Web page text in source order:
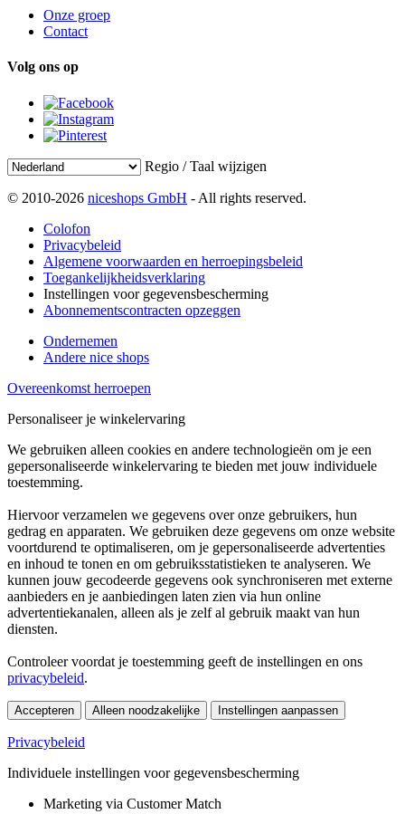
Onze groep
Contact
Volg ons op
Regio / Taal wijzigen
© 2010-2026 niceshops GmbH - All rights reserved.
Colofon
Privacybeleid
Algemene voorwaarden en herroepingsbeleid
Toegankelijkheidsverklaring
Instellingen voor gegevensbescherming
Abonnementscontracten opzeggen
Ondernemen
Andere nice shops
Overeenkomst herroepen
Personaliseer je winkelervaring
We gebruiken alleen cookies en andere technologieën om je een
gepersonaliseerde winkelervaring te bieden met jouw individuele
toestemming.
Hiervoor verzamelen we gegevens over onze gebruikers, hun
gedrag en apparaten. We gebruiken deze gegevens om onze website
voortdurend te optimaliseren, om je gepersonaliseerde advertenties
en inhoud te tonen en om gebruiksstatistieken te analyseren. We
kunnen jouw gecodeerde gegevens ook synchroniseren met externe
aanbieders en je aanbiedingen laten zien via hun online
advertentiekanalen, alleen als je zelf al gebruik maakt van hun
diensten.
Controleer voordat je toestemming geeft de instellingen en ons
privacybeleid.
Accepteren Alleen noodzakelijke Instellingen aanpassen
Privacybeleid
Individuele instellingen voor gegevensbescherming
Marketing via Customer Match